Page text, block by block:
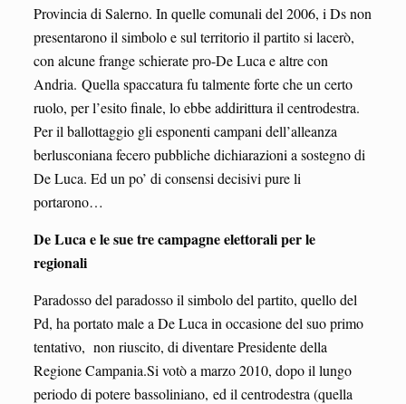
Provincia di Salerno. In quelle comunali del 2006, i Ds non
presentarono il simbolo e sul territorio il partito si lacerò,
con alcune frange schierate pro-De Luca e altre con
Andria. Quella spaccatura fu talmente forte che un certo
ruolo, per l’esito finale, lo ebbe addirittura il centrodestra.
Per il ballottaggio gli esponenti campani dell’alleanza
berlusconiana fecero pubbliche dichiarazioni a sostegno di
De Luca. Ed un po’ di consensi decisivi pure li
portarono…
De Luca e le sue tre campagne elettorali per le
regionali
Paradosso del paradosso il simbolo del partito, quello del
Pd, ha portato male a De Luca in occasione del suo primo
tentativo, non riuscito, di diventare Presidente della
Regione Campania.Si votò a marzo 2010, dopo il lungo
periodo di potere bassoliniano, ed il centrodestra (quella